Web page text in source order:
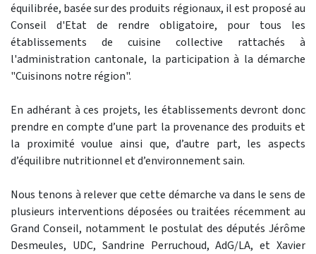
équilibrée, basée sur des produits régionaux, il est proposé au
Conseil d'Etat de rendre obligatoire, pour tous les
établissements de cuisine collective rattachés à
l'administration cantonale, la participation à la démarche
"Cuisinons notre région".
En adhérant à ces projets, les établissements devront donc
prendre en compte d’une part la provenance des produits et
la proximité voulue ainsi que, d’autre part, les aspects
d’équilibre nutritionnel et d’environnement sain.
Nous tenons à relever que cette démarche va dans le sens de
plusieurs interventions déposées ou traitées récemment au
Grand Conseil, notamment le postulat des députés Jérôme
Desmeules, UDC, Sandrine Perruchoud, AdG/LA, et Xavier